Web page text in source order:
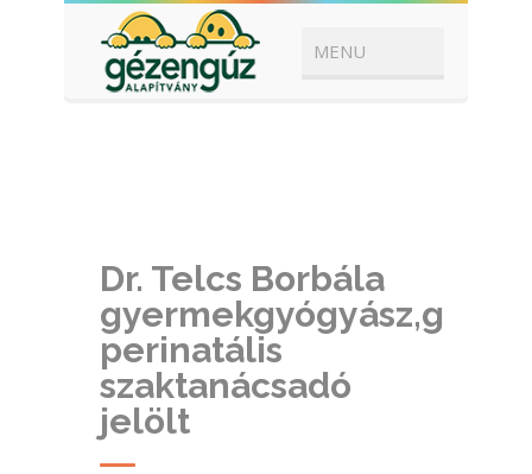
Dr. Telcs Borbála
perinatális
szaktanácsadó
jelölt